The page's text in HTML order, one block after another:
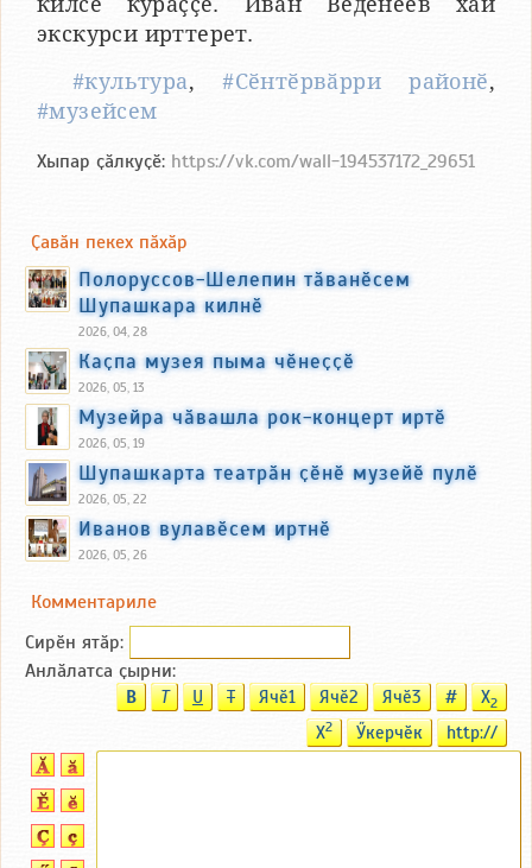
экскурси ирттерет.
#культура,#Сӗнтӗрвӑрри районӗ,
#музейсем
Хыпар ҫӑлкуҫӗ: https://vk.com/wall-194537172_29651
Ҫавӑн пекех пӑхӑр
Полоруссов-Шелепин тӑванӗсем
Шупашкара килнӗ
2026, 04, 28
Каҫпа музея пыма чӗнеҫҫӗ
2026, 05, 13
Музейра чӑвашла рок-концерт иртӗ
2026, 05, 19
Шупашкарта театрӑн ҫӗнӗ музейӗ пулӗ
2026, 05, 22
Иванов вулавӗсем иртнӗ
2026, 05, 26
Комментариле
Сирӗн ятӑp:
Анлӑлатса ҫырни:
B T U T Ячӗ1 Ячӗ2 Ячӗ3 # X2
X2 Ӳкерчӗк http://